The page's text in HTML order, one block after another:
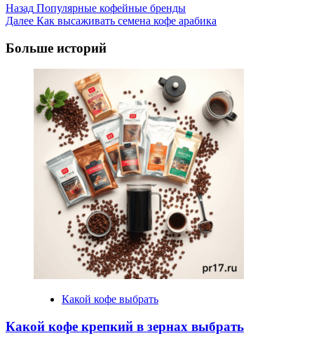
Post
Navigation
Назад Популярные кофейные бренды
Далее Как высаживать семена кофе арабика
Больше историй
Какой кофе выбрать
Какой кофе крепкий в зернах выбрать